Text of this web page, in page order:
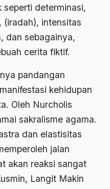
seperti determinasi,
(iradah), intensitas
dan sebagainya,
cerita fiktif.
pandangan
kehidupan
Oleh Nurcholis
sakralisme agama.
dan elastisitas
jalan
akan reaksi sangat
Langit Makin